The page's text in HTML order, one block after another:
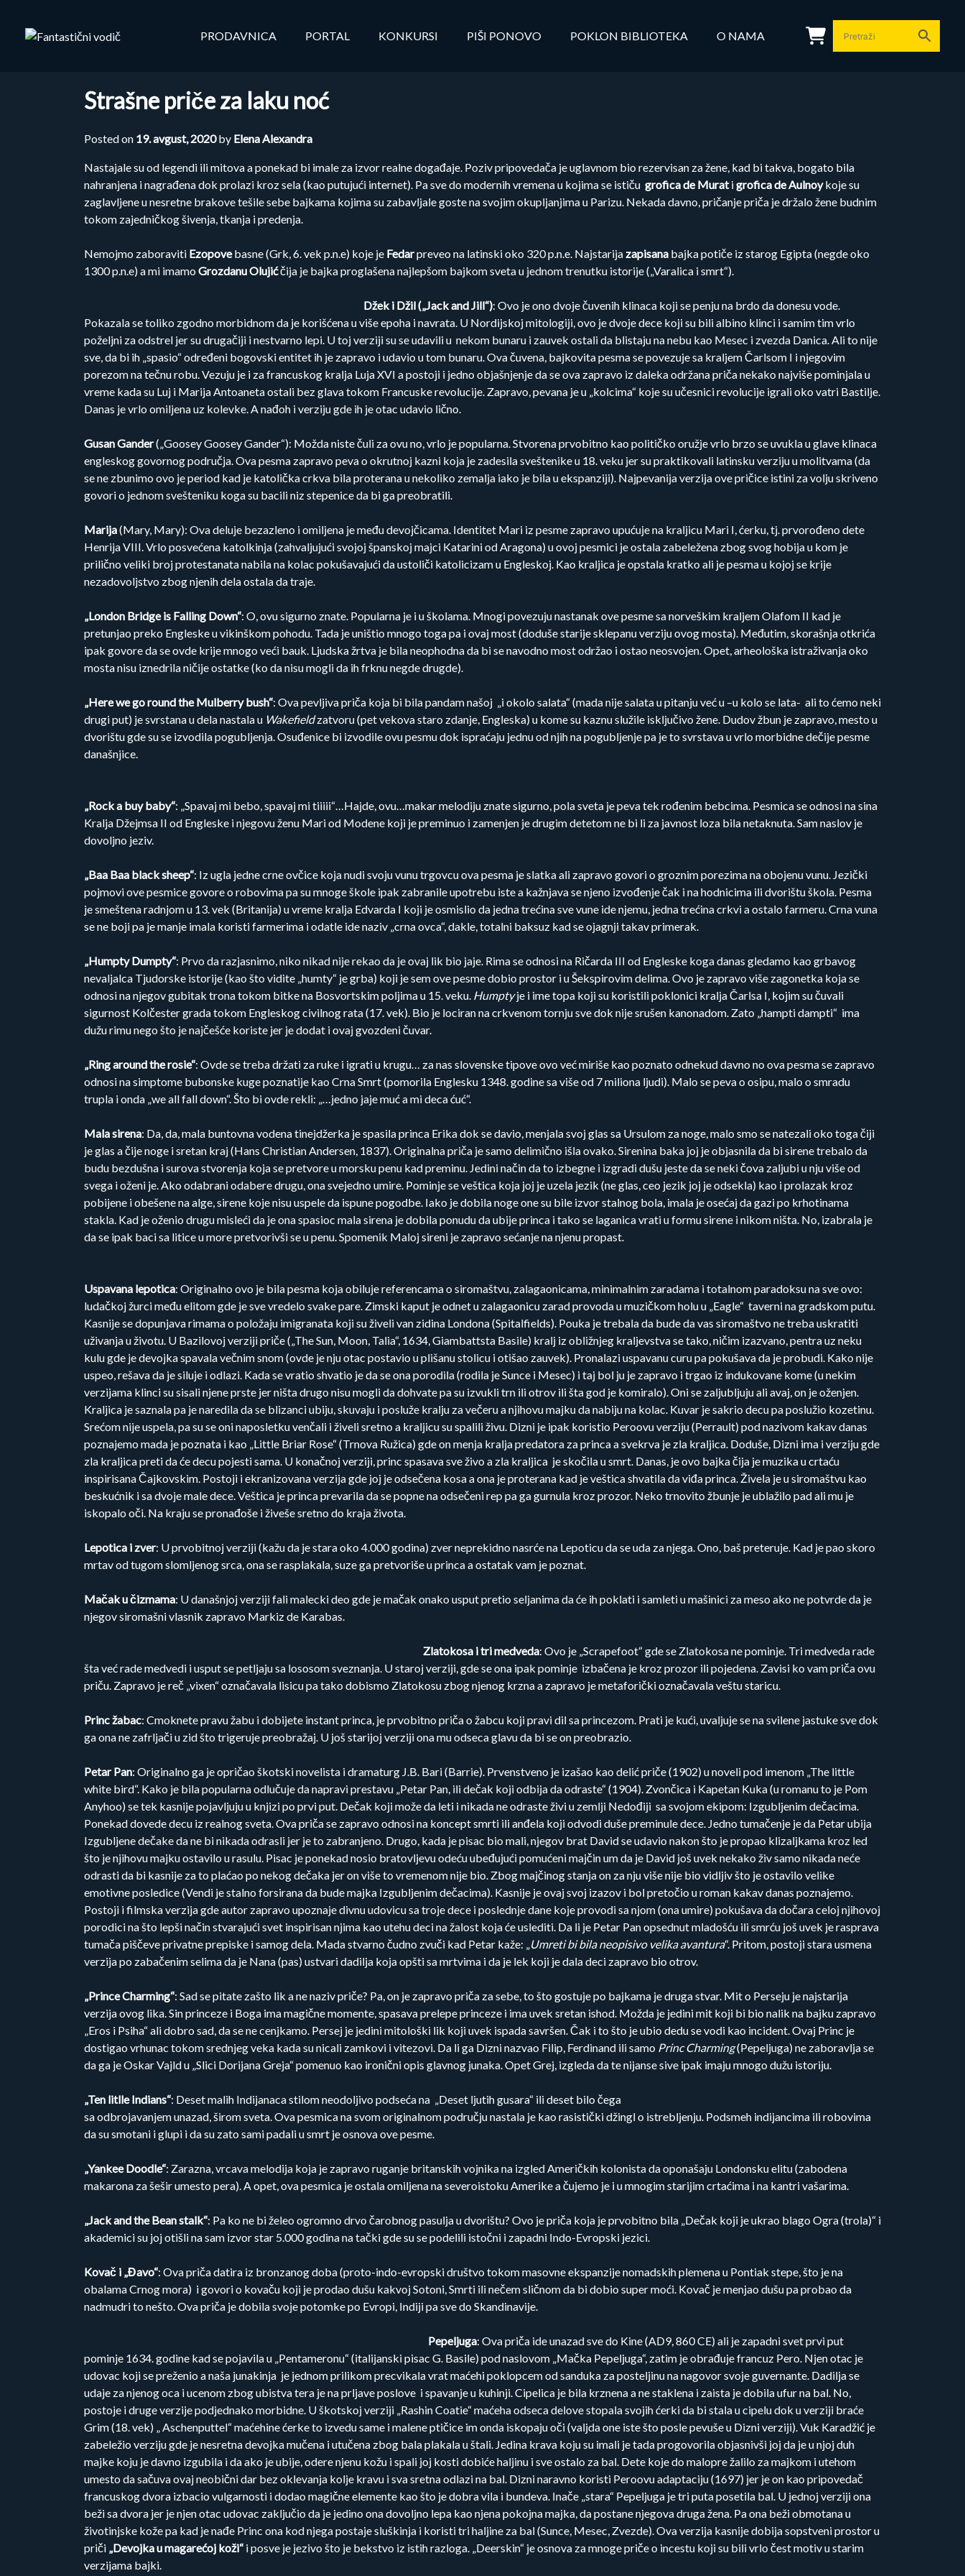
content
PRODAVNICA PORTAL KONKURSI PIŠI PONOVO POKLON BIBLIOTEKA O NAMA
Strašne priče za laku noć
Posted on 19. avgust, 2020by Elena Alexandra
Nastajale su od legendi ili mitova a ponekad bi imale za izvor realne događaje. Poziv pripovedača je uglavnom bio rezervisan za žene, kad bi takva, bogato bila
nahranjena i nagrađena dok prolazi kroz sela (kao putujući internet). Pa sve do modernih vremena u kojima se ističu grofica de Muratigrofica de Aulnoykoje su
zaglavljene u nesretne brakove tešile sebe bajkama kojima su zabavljale goste na svojim okupljanjima u Parizu. Nekada davno, pričanje priča je držalo žene budnim
tokom zajedničkog šivenja, tkanja i predenja.
Nemojmo zaboraviti Ezopovebasne (Grk, 6. vek p.n.e) koje je Fedarpreveo na latinski oko 320 p.n.e. Najstarija zapisana bajka potiče iz starog Egipta (negde oko
1300 p.n.e) a mi imamo Grozdanu Olujićčija je bajka proglašena najlepšom bajkom sveta u jednom trenutku istorije („Varalica i smrt“).
Džek i Džil („Jack and Jill“): Ovo je ono dvoje čuvenih klinaca koji se penju na brdo da donesu vode.
Pokazala se toliko zgodno morbidnom da je korišćena u više epoha i navrata. U Nordijskoj mitologiji, ovo je dvoje dece koji su bili albino klinci i samim tim vrlo
poželjni za odstrel jer su drugačiji i nestvarno lepi. U toj verziji su se udavili u nekom bunaru i zauvek ostali da blistaju na nebu kao Mesec i zvezda Danica. Ali to nije
sve, da bi ih „spasio“ određeni bogovski entitet ih je zapravo i udavio u tom bunaru. Ova čuvena, bajkovita pesma se povezuje sa kraljem Čarlsom I i njegovim
porezom na tečnu robu. Vezuju je i za francuskog kralja Luja XVI a postoji i jedno objašnjenje da se ova zapravo iz daleka održana priča nekako najviše pominjala u
vreme kada su Luj i Marija Antoaneta ostali bez glava tokom Francuske revolucije. Zapravo, pevana je u „kolcima“ koje su učesnici revolucije igrali oko vatri Bastilje.
Danas je vrlo omiljena uz kolevke. A nađoh i verziju gde ih je otac udavio lično.
Gusan Gander(„Goosey Goosey Gander“): Možda niste čuli za ovu no, vrlo je popularna. Stvorena prvobitno kao političko oružje vrlo brzo se uvukla u glave klinaca
engleskog govornog područja. Ova pesma zapravo peva o okrutnoj kazni koja je zadesila sveštenike u 18. veku jer su praktikovali latinsku verziju u molitvama (da
se ne zbunimo ovo je period kad je katolička crkva bila proterana u nekoliko zemalja iako je bila u ekspanziji). Najpevanija verzija ove pričice istini za volju skriveno
govori o jednom svešteniku koga su bacili niz stepenice da bi ga preobratili.
Marija(Mary, Mary): Ova deluje bezazleno i omiljena je među devojčicama. Identitet Mari iz pesme zapravo upućuje na kraljicu Mari I, ćerku, tj. prvorođeno dete
Henrija VIII. Vrlo posvećena katolkinja (zahvaljujući svojoj španskoj majci Katarini od Aragona) u ovoj pesmici je ostala zabeležena zbog svog hobija u kom je
prilično veliki broj protestanata nabila na kolac pokušavajući da ustoliči katolicizam u Engleskoj. Kao kraljica je opstala kratko ali je pesma u kojoj se krije
nezadovoljstvo zbog njenih dela ostala da traje.
„London Bridge is Falling Down“: O, ovu sigurno znate. Popularna je i u školama. Mnogi povezuju nastanak ove pesme sa norveškim kraljem Olafom II kad je
pretunjao preko Engleske u vikinškom pohodu. Tada je uništio mnogo toga pa i ovaj most (doduše starije sklepanu verziju ovog mosta). Međutim, skorašnja otkrića
ipak govore da se ovde krije mnogo veći bauk. Ljudska žrtva je bila neophodna da bi se navodno most održao i ostao neosvojen. Opet, arheološka istraživanja oko
mosta nisu iznedrila ničije ostatke (ko da nisu mogli da ih frknu negde drugde).
„Here we go round the Mulberry bush“: Ova pevljiva priča koja bi bila pandam našoj „i okolo salata“ (mada nije salata u pitanju već u –u kolo se lata- ali to ćemo neki
drugi put) je svrstana u dela nastala u Wakefieldzatvoru (pet vekova staro zdanje, Engleska) u kome su kaznu služile isključivo žene. Dudov žbun je zapravo, mesto u
dvorištu gde su se izvodila pogubljenja. Osuđenice bi izvodile ovu pesmu dok ispraćaju jednu od njih na pogubljenje pa je to svrstava u vrlo morbidne dečije pesme
današnjice.
„Rock a buy baby“: „Spavaj mi bebo, spavaj mi tiiiii“…Hajde, ovu…makar melodiju znate sigurno, pola sveta je peva tek rođenim bebcima. Pesmica se odnosi na sina
Kralja Džejmsa II od Engleske i njegovu ženu Mari od Modene koji je preminuo i zamenjen je drugim detetom ne bi li za javnost loza bila netaknuta. Sam naslov je
dovoljno jeziv.
„Baa Baa black sheep“: Iz ugla jedne crne ovčice koja nudi svoju vunu trgovcu ova pesma je slatka ali zapravo govori o groznim porezima na obojenu vunu. Jezički
pojmovi ove pesmice govore o robovima pa su mnoge škole ipak zabranile upotrebu iste a kažnjava se njeno izvođenje čak i na hodnicima ili dvorištu škola. Pesma
je smeštena radnjom u 13. vek (Britanija) u vreme kralja Edvarda I koji je osmislio da jedna trećina sve vune ide njemu, jedna trećina crkvi a ostalo farmeru. Crna vuna
se ne boji pa je manje imala koristi farmerima i odatle ide naziv „crna ovca“, dakle, totalni baksuz kad se ojagnji takav primerak.
„Humpty Dumpty“: Prvo da razjasnimo, niko nikad nije rekao da je ovaj lik bio jaje. Rima se odnosi na Ričarda III od Engleske koga danas gledamo kao grbavog
nevaljalca Tjudorske istorije (kao što vidite „humty“ je grba) koji je sem ove pesme dobio prostor i u Šekspirovim delima. Ovo je zapravo više zagonetka koja se
odnosi na njegov gubitak trona tokom bitke na Bosvortskim poljima u 15. veku. Humptyje i ime topa koji su koristili poklonici kralja Čarlsa I, kojim su čuvali
sigurnost Kolčester grada tokom Engleskog civilnog rata (17. vek). Bio je lociran na crkvenom tornju sve dok nije srušen kanonadom. Zato „hampti dampti“ ima
dužu rimu nego što je najčešće koriste jer je dodat i ovaj gvozdeni čuvar.
„Ring around the rosie“: Ovde se treba držati za ruke i igrati u krugu… za nas slovenske tipove ovo već miriše kao poznato odnekud davno no ova pesma se zapravo
odnosi na simptome bubonske kuge poznatije kao Crna Smrt (pomorila Englesku 1348. godine sa više od 7 miliona ljudi). Malo se peva o osipu, malo o smradu
trupla i onda „we all fall down“. Što bi ovde rekli: „…jedno jaje muć a mi deca ćuć“.
Mala sirena: Da, da, mala buntovna vodena tinejdžerka je spasila princa Erika dok se davio, menjala svoj glas sa Ursulom za noge, malo smo se natezali oko toga čiji
je glas a čije noge i sretan kraj (Hans Christian Andersen, 1837). Originalna priča je samo delimično išla ovako. Sirenina baka joj je objasnila da bi sirene trebalo da
budu bezdušna i surova stvorenja koja se pretvore u morsku penu kad preminu. Jedini način da to izbegne i izgradi dušu jeste da se neki čova zaljubi u nju više od
svega i oženi je. Ako odabrani odabere drugu, ona svejedno umire. Pominje se veštica koja joj je uzela jezik (ne glas, ceo jezik joj je odsekla) kao i prolazak kroz
pobijene i obešene na alge, sirene koje nisu uspele da ispune pogodbe. Iako je dobila noge one su bile izvor stalnog bola, imala je osećaj da gazi po krhotinama
stakla. Kad je oženio drugu misleći da je ona spasioc mala sirena je dobila ponudu da ubije princa i tako se laganica vrati u formu sirene i nikom ništa. No, izabrala je
da se ipak baci sa litice u more pretvorivši se u penu. Spomenik Maloj sireni je zapravo sećanje na njenu propast.
Uspavana lepotica: Originalno ovo je bila pesma koja obiluje referencama o siromaštvu, zalagaonicama, minimalnim zaradama i totalnom paradoksu na sve ovo:
ludačkoj žurci među elitom gde je sve vredelo svake pare. Zimski kaput je odnet u zalagaonicu zarad provoda u muzičkom holu u „Eagle“ taverni na gradskom putu.
Kasnije se dopunjava rimama o položaju imigranata koji su živeli van zidina Londona (Spitalfields). Pouka je trebala da bude da vas siromaštvo ne treba uskratiti
uživanja u životu. U Bazilovoj verziji priče („The Sun, Moon, Talia“, 1634, Giambattsta Basile) kralj iz obližnjeg kraljevstva se tako, ničim izazvano, pentra uz neku
kulu gde je devojka spavala večnim snom (ovde je nju otac postavio u plišanu stolicu i otišao zauvek). Pronalazi uspavanu curu pa pokušava da je probudi. Kako nije
uspeo, rešava da je siluje i odlazi. Kada se vratio shvatio je da se ona porodila (rodila je Sunce i Mesec) i taj bol ju je zapravo i trgao iz indukovane kome (u nekim
verzijama klinci su sisali njene prste jer ništa drugo nisu mogli da dohvate pa su izvukli trn ili otrov ili šta god je komiralo). Oni se zaljubljuju ali avaj, on je oženjen.
Kraljica je saznala pa je naredila da se blizanci ubiju, skuvaju i posluže kralju za večeru a njihovu majku da nabiju na kolac. Kuvar je sakrio decu pa poslužio kozetinu.
Srećom nije uspela, pa su se oni naposletku venčali i živeli sretno a kraljicu su spalili živu. Dizni je ipak koristio Peroovu verziju (Perrault) pod nazivom kakav danas
poznajemo mada je poznata i kao „Little Briar Rose“ (Trnova Ružica) gde on menja kralja predatora za princa a svekrva je zla kraljica. Doduše, Dizni ima i verziju gde
zla kraljica preti da će decu pojesti sama. U konačnoj verziji, princ spasava sve živo a zla kraljica je skočila u smrt. Danas, je ovo bajka čija je muzika u crtaću
inspirisana Čajkovskim. Postoji i ekranizovana verzija gde joj je odsečena kosa a ona je proterana kad je veštica shvatila da viđa princa. Živela je u siromaštvu kao
beskućnik i sa dvoje male dece. Veštica je princa prevarila da se popne na odsečeni rep pa ga gurnula kroz prozor. Neko trnovito žbunje je ublažilo pad ali mu je
iskopalo oči. Na kraju se pronađoše i živeše sretno do kraja života.
Lepotica i zver: U prvobitnoj verziji (kažu da je stara oko 4.000 godina) zver neprekidno nasrće na Lepoticu da se uda za njega. Ono, baš preteruje. Kad je pao skoro
mrtav od tugom slomljenog srca, ona se rasplakala, suze ga pretvoriše u princa a ostatak vam je poznat.
Mačak u čizmama: U današnjoj verziji fali malecki deo gde je mačak onako usput pretio seljanima da će ih poklati i samleti u mašinici za meso ako ne potvrde da je
njegov siromašni vlasnik zapravo Markiz de Karabas.
Zlatokosa i tri medveda: Ovo je „Scrapefoot“ gde se Zlatokosa ne pominje. Tri medveda rade
šta već rade medvedi i usput se petljaju sa lososom sveznanja. U staroj verziji, gde se ona ipak pominje izbačena je kroz prozor ili pojedena. Zavisi ko vam priča ovu
priču. Zapravo je reč „vixen“ označavala lisicu pa tako dobismo Zlatokosu zbog njenog krzna a zapravo je metaforički označavala veštu staricu.
Princ žabac: Cmoknete pravu žabu i dobijete instant princa, je prvobitno priča o žabcu koji pravi dil sa princezom. Prati je kući, uvaljuje se na svilene jastuke sve dok
ga ona ne zafrljači u zid što trigeruje preobražaj. U još starijoj verziji ona mu odseca glavu da bi se on preobrazio.
Petar Pan: Originalno ga je opričao škotski novelista i dramaturg J.B. Bari (Barrie). Prvenstveno je izašao kao delić priče (1902) u noveli pod imenom „The little
white bird“. Kako je bila popularna odlučuje da napravi prestavu „Petar Pan, ili dečak koji odbija da odraste“ (1904). Zvončica i Kapetan Kuka (u romanu to je Pom
Anyhoo) se tek kasnije pojavljuju u knjizi po prvi put. Dečak koji može da leti i nikada ne odraste živi u zemlji Nedođiji sa svojom ekipom: Izgubljenim dečacima.
Ponekad dovede decu iz realnog sveta. Ova priča se zapravo odnosi na koncept smrti ili anđela koji odvodi duše preminule dece. Jedno tumačenje je da Petar ubija
Izgubljene dečake da ne bi nikada odrasli jer je to zabranjeno. Drugo, kada je pisac bio mali, njegov brat David se udavio nakon što je propao klizaljkama kroz led
što je njihovu majku ostavilo u rasulu. Pisac je ponekad nosio bratovljevu odeću ubeđujući pomućeni majčin um da je David još uvek nekako živ samo nikada neće
odrasti da bi kasnije za to plaćao po nekog dečaka jer on više to vremenom nije bio. Zbog majčinog stanja on za nju više nije bio vidljiv što je ostavilo velike
emotivne posledice (Vendi je stalno forsirana da bude majka Izgubljenim dečacima). Kasnije je ovaj svoj izazov i bol pretočio u roman kakav danas poznajemo.
Postoji i filmska verzija gde autor zapravo upoznaje divnu udovicu sa troje dece i poslednje dane koje provodi sa njom (ona umire) pokušava da dočara celoj njihovoj
porodici na što lepši način stvarajući svet inspirisan njima kao utehu deci na žalost koja će uslediti. Da li je Petar Pan opsednut mladošću ili smrću još uvek je rasprava
tumača piščeve privatne prepiske i samog dela. Mada stvarno čudno zvuči kad Petar kaže: „Umreti bi bila neopisivo velika avantura“. Pritom, postoji stara usmena
verzija po zabačenim selima da je Nana (pas) ustvari dadilja koja opšti sa mrtvima i da je lek koji je dala deci zapravo bio otrov.
„Prince Charming“: Sad se pitate zašto lik a ne naziv priče? Pa, on je zapravo priča za sebe, to što gostuje po bajkama je druga stvar. Mit o Perseju je najstarija
verzija ovog lika. Sin princeze i Boga ima magične momente, spasava prelepe princeze i ima uvek sretan ishod. Možda je jedini mit koji bi bio nalik na bajku zapravo
„Eros i Psiha“ ali dobro sad, da se ne cenjkamo. Persej je jedini mitološki lik koji uvek ispada savršen. Čak i to što je ubio dedu se vodi kao incident. Ovaj Princ je
dostigao vrhunac tokom srednjeg veka kada su nicali zamkovi i vitezovi. Da li ga Dizni nazvao Filip, Ferdinand ili samo Princ Charming(Pepeljuga) ne zaboravlja se
da ga je Oskar Vajld u „Slici Dorijana Greja“ pomenuo kao ironični opis glavnog junaka. Opet Grej, izgleda da te nijanse sive ipak imaju mnogo dužu istoriju.
„Ten litlle Indians“: Deset malih Indijanaca stilom neodoljivo podseća na „Deset ljutih gusara“ ili deset bilo čega
sa odbrojavanjem unazad, širom sveta. Ova pesmica na svom originalnom području nastala je kao rasistički džingl o istrebljenju. Podsmeh indijancima ili robovima
da su smotani i glupi i da su zato sami padali u smrt je osnova ove pesme.
„Yankee Doodle“: Zarazna, vrcava melodija koja je zapravo ruganje britanskih vojnika na izgled Američkih kolonista da oponašaju Londonsku elitu (zabodena
makarona za šešir umesto pera). A opet, ova pesmica je ostala omiljena na severoistoku Amerike a čujemo je i u mnogim starijim crtaćima i na kantri vašarima.
„Jack and the Bean stalk“: Pa ko ne bi želeo ogromno drvo čarobnog pasulja u dvorištu? Ovo je priča koja je prvobitno bila „Dečak koji je ukrao blago Ogra (trola)“ i
akademici su joj otišli na sam izvor star 5.000 godina na tački gde su se podelili istočni i zapadni Indo-Evropski jezici.
Kovač i „Đavo“: Ova priča datira iz bronzanog doba (proto-indo-evropski društvo tokom masovne ekspanzije nomadskih plemena u Pontiak stepe, što je na
obalama Crnog mora) i govori o kovaču koji je prodao dušu kakvoj Sotoni, Smrti ili nečem sličnom da bi dobio super moći. Kovač je menjao dušu pa probao da
nadmudri to nešto. Ova priča je dobila svoje potomke po Evropi, Indiji pa sve do Skandinavije.
Pepeljuga: Ova priča ide unazad sve do Kine (AD9, 860 CE) ali je zapadni svet prvi put
pominje 1634. godine kad se pojavila u „Pentameronu“ (italijanski pisac G. Basile) pod naslovom „Mačka Pepeljuga“, zatim je obrađuje francuz Pero. Njen otac je
udovac koji se preženio a naša junakinja je jednom prilikom precvikala vrat maćehi poklopcem od sanduka za posteljinu na nagovor svoje guvernante. Dadilja se
udaje za njenog oca i ucenom zbog ubistva tera je na prljave poslove i spavanje u kuhinji. Cipelica je bila krznena a ne staklena i zaista je dobila ufur na bal. No,
postoje i druge verzije podjednako morbidne. U škotskoj verziji „Rashin Coatie“ maćeha odseca delove stopala svojih ćerki da bi stala u cipelu dok u verziji braće
Grim (18. vek) „ Aschenputtel“ maćehine ćerke to izvedu same i malene ptičice im onda iskopaju oči (valjda one iste što posle pevuše u Dizni verziji). Vuk Karadžić je
zabeležio verziju gde je nesretna devojka mučena i utučena zbog bala plakala u štali. Jedina krava koju su imali je tada progovorila objasnivši joj da je u njoj duh
majke koju je davno izgubila i da ako je ubije, odere njenu kožu i spali joj kosti dobiće haljinu i sve ostalo za bal. Dete koje do malopre žalilo za majkom i utehom
umesto da sačuva ovaj neobični dar bez oklevanja kolje kravu i sva sretna odlazi na bal. Dizni naravno koristi Peroovu adaptaciju (1697) jer je on kao pripovedač
francuskog dvora izbacio vulgarnosti i dodao magične elemente kao što je dobra vila i bundeva. Inače „stara“ Pepeljuga je tri puta posetila bal. U jednoj verziji ona
beži sa dvora jer je njen otac udovac zaključio da je jedino ona dovoljno lepa kao njena pokojna majka, da postane njegova druga žena. Pa ona beži obmotana u
životinjske kože pa kad je nađe Princ ona kod njega postaje sluškinja i koristi tri haljine za bal (Sunce, Mesec, Zvezde). Ova verzija kasnije dobija sopstveni prostor u
priči „Devojka u magarećoj koži“ i posve je jezivo što je bekstvo iz istih razloga. „Deerskin“ je osnova za mnoge priče o incestu koji su bili vrlo čest motiv u starim
verzijama bajki.